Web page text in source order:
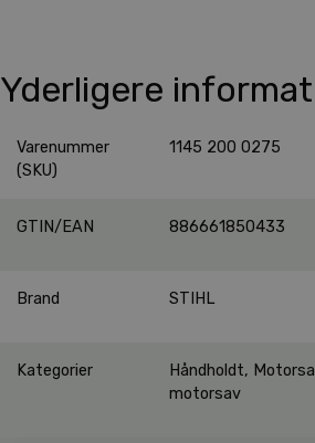
Yderligere
Varenummer
(SKU)
1145 200 0275
GTIN/EAN 886661850433
Brand STIHL
Kategorier Håndholdt,
motorsav